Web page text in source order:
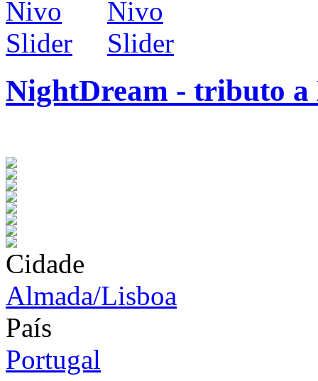
NightDream - tributo a
Cidade
Almada/Lisboa
País
Portugal